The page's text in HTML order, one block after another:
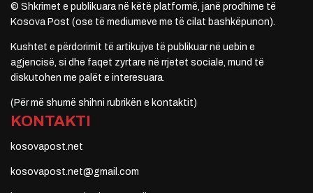
© Shkrimet e publikuara në këtë platformë, janë prodhime të
Kosova Post (ose të mediumeve me të cilat bashkëpunon).
Kushtet e përdorimit të artikujve të publikuar në uebin e
agjencisë, si dhe faqet zyrtare në rrjetet sociale, mund të
diskutohen me palët e interesuara.
(Për më shumë shihni rubrikën e kontaktit)
KONTAKTI
kosovapost.net
kosovapost.net@gmail.com